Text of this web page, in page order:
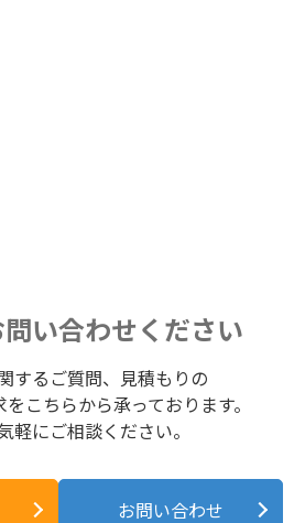
い合わせください
するご質問、見積もりの
こちらから承っております。
軽にご相談ください。
お問い合わせ